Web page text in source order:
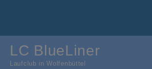
LC BlueLiner
Laufclub in Wolfenbüttel